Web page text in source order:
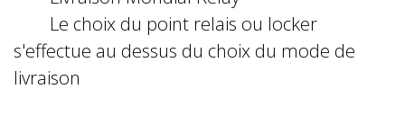
Le choix du point relais ou locker
s'effectue au dessus du choix du mode de
livraison